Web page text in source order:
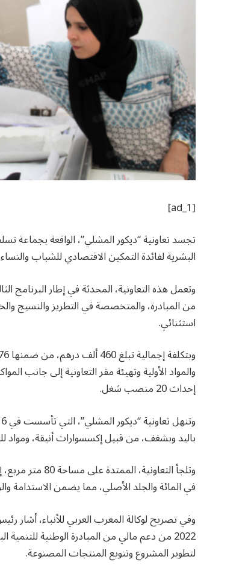
[ad_1]
تجسد تعاونية “ديكور المشلي”، الواقعة بجماعة
البشرية لفائدة التمكين الاقتصادي للشباب
وتعمل هذه التعاونية، المحدثة في إطار البرنامج
من المبادرة، والمتخصصة في التطريز والنسيج
استثنائي.
والمواد الأولية وتهيئة مقر التعاونية إلى
إحداث 20 منصب شغل.
باليد وبشغف، من قبيل إكسسوارات أنيقة، ومواد
في المائة والجلد الأصلي، مما يضمن الاستدامة
وفي تصريح لوكالة المغرب العربي للأنباء، أشار
2022 من دعم مالي من المبادرة الوطنية
لتطوير المشروع وتنويع المنتجات المصنوعة.